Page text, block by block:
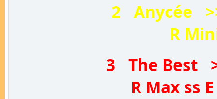
2 Anycée
R
3 The Best
R Max ss